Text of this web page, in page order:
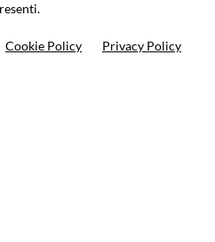
Cookie Policy Privacy Policy